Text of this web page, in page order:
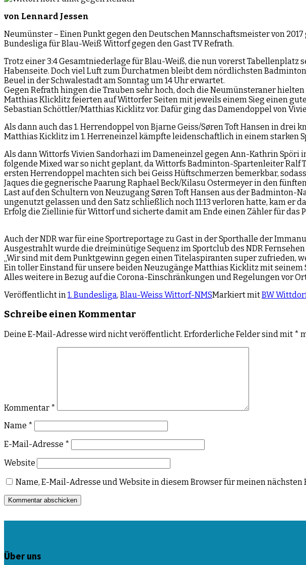
von Lennard Jessen
Neumünster – Einen Punkt gegen den Deutschen Mannschaftsmeister von
Bundesliga für Blau-Weiß Wittorf gegen den Gast TV Refrath.
Trotz einer 3:4 Gesamtniederlage für Blau-Weiß, die nun vorerst
Habenseite. Doch viel Luft zum Durchatmen bleibt dem nördlichsten
Beuel in der Schwalestadt am Sonntag um 14 Uhr erwartet.
Gegen Refrath hingen die Trauben sehr hoch, doch die Neumünsteraner
Matthias Klicklitz feierten auf Wittorfer Seiten mit jeweils einem Sieg einen
Sebastian Schöttler/Matthias Kicklitz vor. Dafür ging das Damendoppel von
Als dann auch das 1. Herrendoppel von Bjarne Geiss/Søren Toft Hansen in
Matthias Kicklitz im 1. Herreneinzel kämpfte leidenschaftlich in einem starken
Als dann Wittorfs Vivien Sandorhazi im Dameneinzel gegen Ann-Kathrin Spöri
folgende Mixed war so nicht geplant, da Wittorfs Badminton-Spartenleiter Ralf
ersten Herrendoppel machten sich bei Geiss Hüftschmerzen bemerkbar,
Jaques die gegnerische Paarung Raphael Beck/Kilasu Ostermeyer in den
Last auf den Schultern von Neuzugang Søren Toft Hansen aus der Badminton-
ungenutzt gelassen und den Satz schließlich noch 11:13 verloren hatte, kam er
Erfolg die Ziellinie für Wittorf und sicherte damit am Ende einen Zähler für das
Auch der NDR war für eine Sportreportage zu Gast in der Sporthalle der
Ausgestrahlt wurde die dreiminütige Sequenz im Sportclub des NDR
„Wir sind mit dem Punktgewinn gegen einen Titelaspiranten super zufrieden,
Ein toller Einstand für unsere beiden Neuzugänge Matthias Kicklitz mit
Alles weitere in Bezug auf die Corona-Einschränkungen und Regelungen vor
Veröffentlicht in 1. Bundesliga, Blau-Weiss Wittorf-NMSMarkiert mitBW
Schreibe einen Kommentar
Deine E-Mail-Adresse wird nicht veröffentlicht. Erforderliche Felder sind mit *
Kommentar *
Name *
E-Mail-Adresse *
Website
Name, E-Mail-Adresse und Website in diesem Browser für meinen nächsten
Über uns